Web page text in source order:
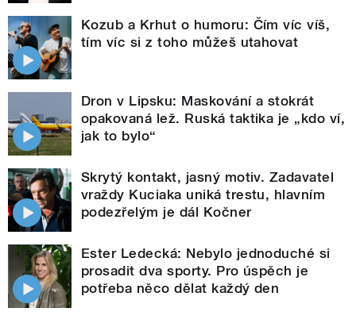
Kozub a Krhut o humoru: Čím víc víš,
tím víc si z toho můžeš utahovat
Dron v Lipsku: Maskování a stokrát
opakovaná lež. Ruská taktika je „kdo ví,
jak to bylo“
Skrytý kontakt, jasný motiv. Zadavatel
vraždy Kuciaka uniká trestu, hlavním
podezřelým je dál Kočner
Ester Ledecká: Nebylo jednoduché si
prosadit dva sporty. Pro úspěch je
potřeba něco dělat každý den